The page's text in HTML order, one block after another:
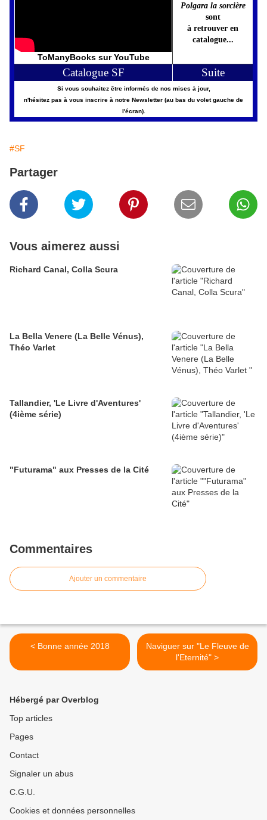
ToManyBooks sur YouTube
Polgara la sorcière
sont
à retrouver en
catalogue...
Catalogue SF Suite
Si vous souhaitez être informés de nos mises à jour,
n'hésitez pas à vous inscrire à notre Newsletter (au bas du volet gauche de
l'écran).
#SF
Partager
Vous aimerez aussi
Richard Canal, Colla Scura
La Bella Venere (La Belle Vénus),
Théo Varlet
Tallandier, 'Le Livre d'Aventures'
(4ième série)
"Futurama" aux Presses de la Cité
Commentaires
Ajouter un commentaire
< Bonne année 2018
Naviguer sur "Le Fleuve de
l'Eternité" >
Hébergé par Overblog
Top articles
Pages
Contact
Signaler un abus
C.G.U.
Cookies et données personnelles